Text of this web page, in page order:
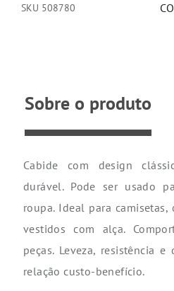
SKU 508780
Sobre o produto
Cabide com design
durável. Pode ser usado
roupa. Ideal para camisetas,
vestidos com alça.
peças. Leveza, resistência
relação custo-benefício.